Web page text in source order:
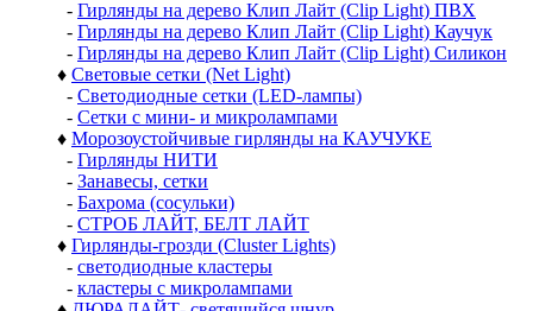
- Гирлянды на дерево Клип Лайт (Clip Light) ПВХ
- Гирлянды на дерево Клип Лайт (Clip Light) Каучук
- Гирлянды на дерево Клип Лайт (Clip Light) Силикон
♦ Световые сетки (Net Light)
- Светодиодные сетки (LED-лампы)
- Сетки с мини- и микролампами
♦ Морозоустойчивые гирлянды на КАУЧУКЕ
- Гирлянды НИТИ
- Занавесы, сетки
- Бахрома (сосульки)
- СТРОБ ЛАЙТ, БЕЛТ ЛАЙТ
♦ Гирлянды-грозди (Cluster Lights)
- светодиодные кластеры
- кластеры с микролампами